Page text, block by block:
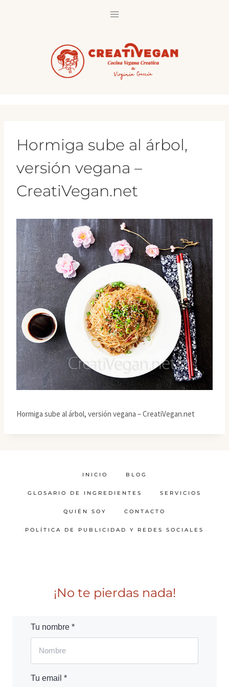
Hormiga sube al árbol,
versión vegana –
CreatiVegan.net
Hormiga sube al árbol, versión vegana – CreatiVegan.net
INICIO BLOG
GLOSARIO DE INGREDIENTES SERVICIOS
QUIÉN SOY CONTACTO
POLÍTICA DE PUBLICIDAD Y REDES SOCIALES
¡No te pierdas nada!
Tu nombre *
Tu email *